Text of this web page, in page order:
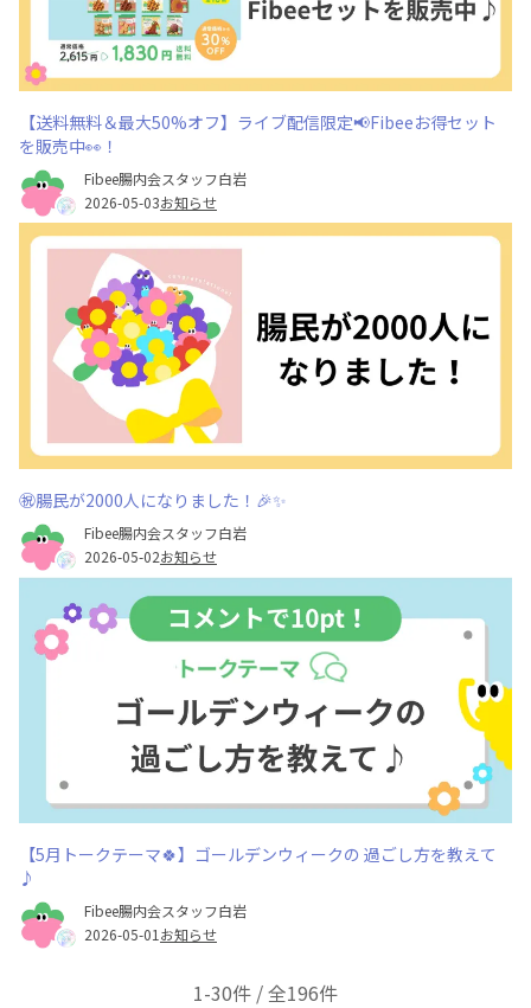
【送料無料＆最大50%オフ】ライブ配信限定📢Fibeeお得セット
を販売中👀！
Fibee腸内会スタッフ白岩
2026-05-03お知らせ
㊗️腸民が2000人になりました！🎉✨
Fibee腸内会スタッフ白岩
2026-05-02お知らせ
【5月トークテーマ🍀】ゴールデンウィークの 過ごし方を教えて
♪
Fibee腸内会スタッフ白岩
2026-05-01 お知らせ
1-30件 / 全196件